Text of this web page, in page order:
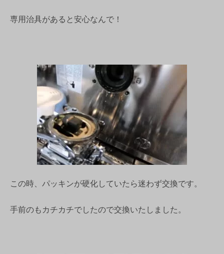
専用治具があると安心なんで！
この時、パッキンが硬化していたら迷わず交換です。
手前のもカチカチでしたので交換いたしました。